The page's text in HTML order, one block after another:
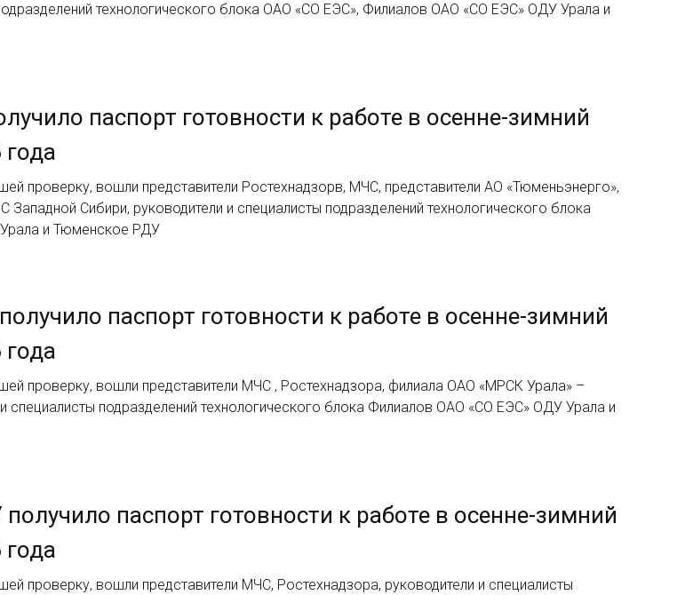
технологического блока ОАО «СО ЕЭС», Филиалов ОАО «СО ЕЭС» ОДУ Урала и
паспорт готовности к работе в осенне-зимний
проверку, вошли представители Ростехнадзорв, МЧС, представители АО «Тюменьэнерго»,
Сибири, руководители и специалисты подразделений технологического блока
и Тюменское РДУ
паспорт готовности к работе в осенне-зимний
проверку, вошли представители МЧС , Ростехнадзора, филиала ОАО «МРСК Урала» –
и специалисты подразделений технологического блока Филиалов ОАО «СО ЕЭС» ОДУ Урала и
паспорт готовности к работе в осенне-зимний
проверку, вошли представители МЧС, Ростехнадзора, руководители и специалисты